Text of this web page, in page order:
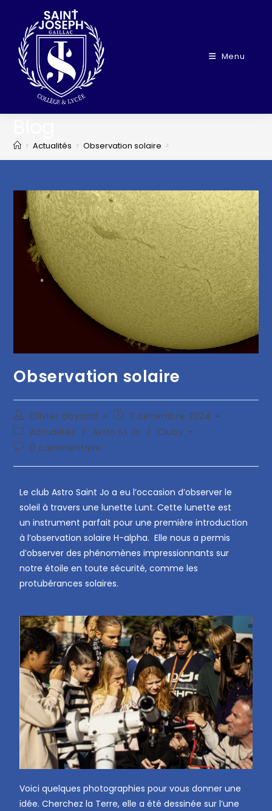
Menu
> Actualités > Observation solaire >
Observation solaire
Olivier Gayrard
7 décembre 2024
Actualités
/ Astro St Jo /
Clubs
0 commentaire
Le club Astro Saint Jo a eu l’occasion d’observer le
soleil à travers une lunette Lunt. Cette lunette est
un instrument parfait pour une première introduction
à l’observation solaire H-alpha. Elle nous a permis
d’observer des phénomènes impressionnants sur
notre étoile en toute sécurité, comme les
protubérances solaires.
Voici quelques photographies pour vous donner une
idée. Cherchez la Terre, elle a été dessinée sur l’une